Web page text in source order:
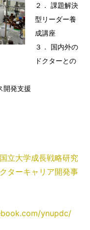
２． 課題解決
型リーダー養
成講座
３． 国内外の
ドクターとの
開発支援
立大学成長戦略研究
ターキャリア開発事
ynupdc/